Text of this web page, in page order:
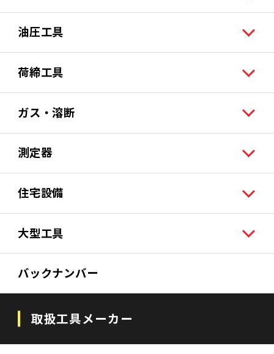
油圧工具
荷締工具
ガス・溶断
測定器
住宅設備
大型工具
バックナンバー
取扱工具メーカー